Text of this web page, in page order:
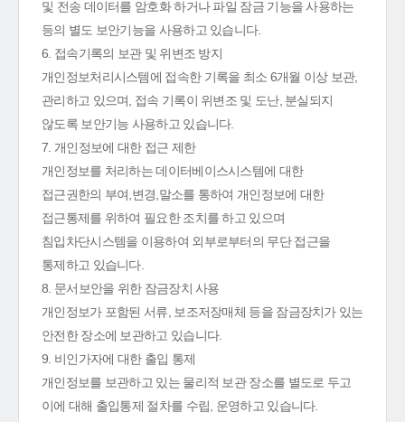
및 전송 데이터를 암호화 하거나 파일 잠금 기능을 사용하는
등의 별도 보안기능을 사용하고 있습니다.
6. 접속기록의 보관 및 위변조 방지
개인정보처리시스템에 접속한 기록을 최소 6개월 이상 보관,
관리하고 있으며, 접속 기록이 위변조 및 도난, 분실되지
않도록 보안기능 사용하고 있습니다.
7. 개인정보에 대한 접근 제한
개인정보를 처리하는 데이터베이스시스템에 대한
접근권한의 부여,변경,말소를 통하여 개인정보에 대한
접근통제를 위하여 필요한 조치를 하고 있으며
침입차단시스템을 이용하여 외부로부터의 무단 접근을
통제하고 있습니다.
8. 문서보안을 위한 잠금장치 사용
개인정보가 포함된 서류, 보조저장매체 등을 잠금장치가 있는
안전한 장소에 보관하고 있습니다.
9. 비인가자에 대한 출입 통제
개인정보를 보관하고 있는 물리적 보관 장소를 별도로 두고
이에 대해 출입통제 절차를 수립, 운영하고 있습니다.